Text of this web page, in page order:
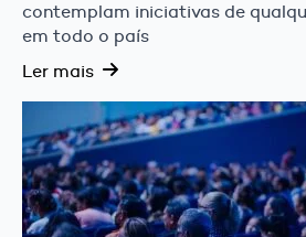
contemplam iniciativas de
em todo o país
Ler mais